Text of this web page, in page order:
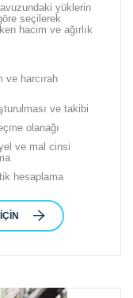
yüklerin
seçilerek
hacim ve ağırlık
ve harcırah
ve takibi
olanağı
ve mal cinsi
hesaplama